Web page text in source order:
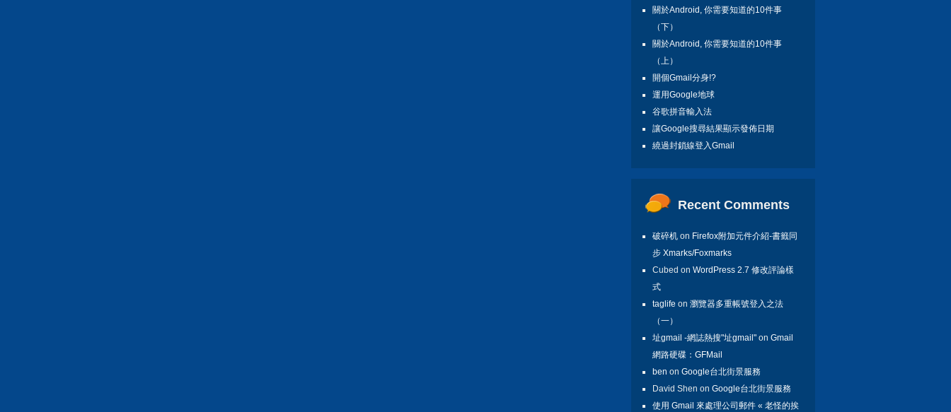
關於Android, 你需要知道的10件事
（下）
關於Android, 你需要知道的10件事
（上）
開個Gmail分身!?
運用Google地球
谷歌拼音輸入法
讓Google搜尋結果顯示發佈日期
繞過封鎖線登入Gmail
Recent Comments
破碎机 on Firefox附加元件介紹-書籤同
步 Xmarks/Foxmarks
Cubed on WordPress 2.7 修改評論樣
式
taglife on 瀏覽器多重帳號登入之法
（一）
址gmail -網誌熱搜"址gmail" on Gmail
網路硬碟：GFMail
ben on Google台北街景服務
David Shen on Google台北街景服務
使用 Gmail 來處理公司郵件 « 老怪的挨